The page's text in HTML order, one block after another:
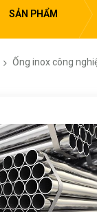
SẢN PHẨM
Ống inox công